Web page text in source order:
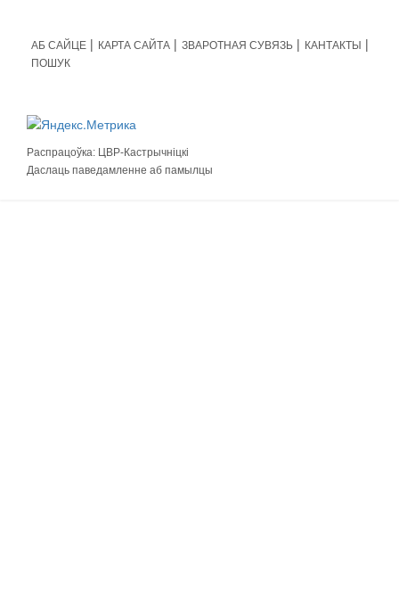
АБ САЙЦЕ КАРТА САЙТА ЗВАРОТНАЯ СУВЯЗЬ
КАНТАКТЫ
ПОШУК
Распрацоўка: ЦВР-Кастрычніцкі
Даслаць паведамленне аб памылцы